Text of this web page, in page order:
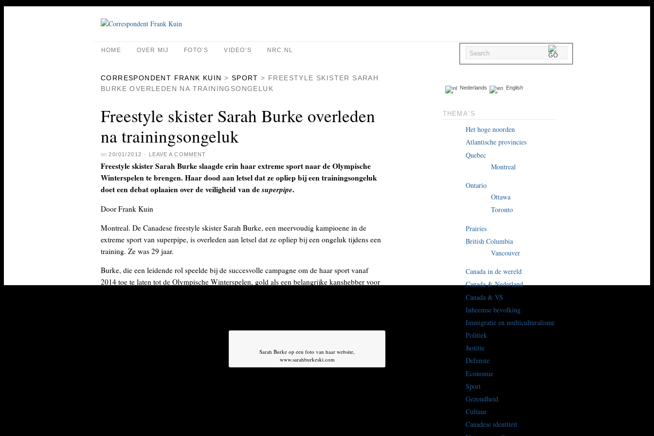
HOME OVER MIJ FOTO’S VIDEO’S NRC.NL
CORRESPONDENT FRANK KUIN > SPORT > FREESTYLE SKISTER SARAH
BURKE OVERLEDEN NA TRAININGSONGELUK
Freestyle skister Sarah Burke overleden
na trainingsongeluk
on 20/01/2012 · LEAVE A COMMENT
Freestyle skister Sarah Burke slaagde erin haar extreme sport naar de Olympische
Winterspelen te brengen. Haar dood aan letsel dat ze opliep bij een trainingsongeluk
doet een debat oplaaien over de veiligheid van desuperpipe.
Door Frank Kuin
Montreal. De Canadese freestyle skister Sarah Burke, een meervoudig kampioene in de
extreme sport van superpipe, is overleden aan letsel dat ze opliep bij een ongeluk tijdens een
training. Ze was 29 jaar.
Burke, die een leidende rol speelde bij de succesvolle campagne om de haar sport vanaf
2014 toe te laten tot de Olympische Winterspelen, gold als een belangrijke kanshebber voor
Sarah Burke op een foto van haar website,
www.sarahburkeski.com
Nederlands English
THEMA´S
Het hoge noorden
Atlantische provincies
Quebec
Montreal
Ontario
Ottawa
Toronto
Prairies
British Columbia
Vancouver
Canada in de wereld
Canada & Nederland
Canada & VS
Inheemse bevolking
Immigratie en multiculturalisme
Politiek
Justitie
Defensie
Economie
Sport
Gezondheid
Cultuur
Canadese identiteit